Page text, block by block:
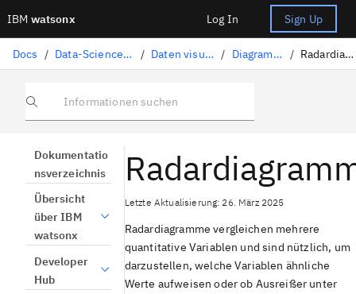
IBM watsonx Log In Sign Up
Docs / Data-Science-Lösungen / Daten visualisieren / Diagrammtypen / Radardiagramme
Informationen suchen
Dokumentatio
nsverzeichnis
Übersicht
über IBM
watsonx
Developer
Hub
Letzte Aktualisierung: 26. März 2025
Radardiagramme vergleichen mehrere
quantitative Variablen und sind nützlich, um
darzustellen, welche Variablen ähnliche
Werte aufweisen oder ob Ausreißer unter